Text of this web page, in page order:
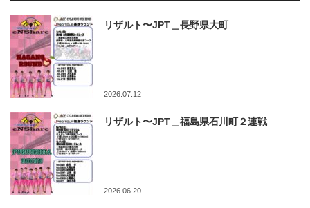
リザルト〜JPT＿長野県大町
2026.07.12
リザルト〜JPT＿福島県石川町２連戦
2026.06.20